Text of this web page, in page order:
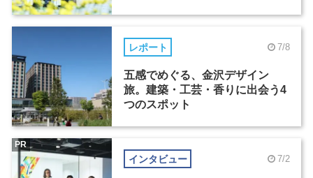
レポート 7/8
五感でめぐる、金沢デザイン
旅。建築・工芸・香りに出会う4
つのスポット
インタビュー 7/2
PR